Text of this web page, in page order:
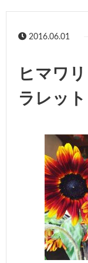
2016.06.01
ヒマワ
ラレット